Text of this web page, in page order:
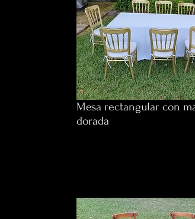
Mesa rectangular con
dorada
$540